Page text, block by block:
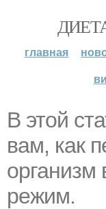
главная
В этой
вам, как
организм
режим.